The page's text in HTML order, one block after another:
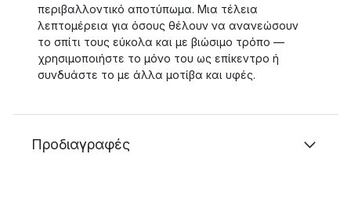
περιβαλλοντικό αποτύπωμα. Μια τέλεια
λεπτομέρεια για όσους θέλουν να ανανεώσουν
το σπίτι τους εύκολα και με βιώσιμο τρόπο —
χρησιμοποιήστε το μόνο του ως επίκεντρο ή
συνδυάστε το με άλλα μοτίβα και υφές.
Προδιαγραφές